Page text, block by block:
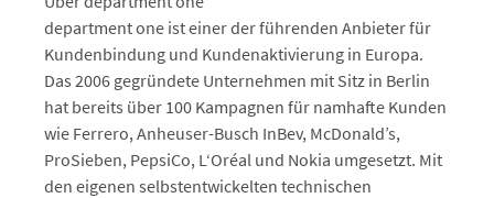
department one ist einer der führenden Anbieter für
Kundenbindung und Kundenaktivierung in Europa.
Das 2006 gegründete Unternehmen mit Sitz in Berlin
hat bereits über 100 Kampagnen für namhafte Kunden
wie Ferrero, Anheuser-Busch InBev, McDonald’s,
ProSieben, PepsiCo, L‘Oréal und Nokia umgesetzt. Mit
den eigenen selbstentwickelten technischen